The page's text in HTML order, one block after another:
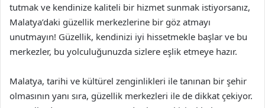
tutmak ve kendinize kaliteli bir hizmet sunmak istiyorsanız,
Malatya’daki güzellik merkezlerine bir göz atmayı
unutmayın! Güzellik, kendinizi iyi hissetmekle başlar ve bu
merkezler, bu yolculuğunuzda sizlere eşlik etmeye hazır.
Malatya, tarihi ve kültürel zenginlikleri ile tanınan bir şehir
olmasının yanı sıra, güzellik merkezleri ile de dikkat çekiyor.